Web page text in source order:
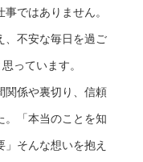
付とご説明をい
に向けて打ち合わ
ではありません。
、不安な毎日を過ご
っています。
関係や裏切り、信頼
。「本当のことを知
そんな想いを抱え